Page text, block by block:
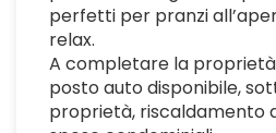
perfetti per pranzi
relax.
A completare la
posto auto disponibile,
proprietà, riscaldamento